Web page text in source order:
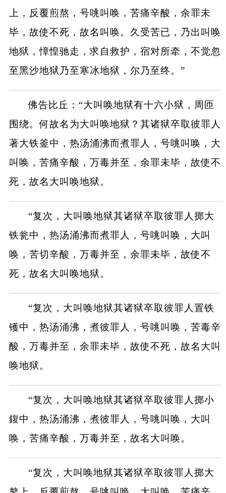
上，反覆煎熬，号咷叫唤，苦痛辛酸，余罪未
毕，故使不死，故名叫唤。久受苦已，乃出叫唤
地狱，慞惶驰走，求自救护，宿对所牵，不觉忽
至黑沙地狱乃至寒冰地狱，尔乃至终。”
佛告比丘：“大叫唤地狱有十六小狱，周匝
围绕。何故名为大叫唤地狱？其诸狱卒取彼罪人
著大铁釜中，热汤涌沸而煮罪人，号咷叫唤，大
叫唤，苦痛辛酸，万毒并至，余罪未毕，故使不
死，故名大叫唤地狱。
“复次，大叫唤地狱其诸狱卒取彼罪人掷大
铁瓮中，热汤涌沸而煮罪人，号咷叫唤，大叫
唤，苦切辛酸，万毒并至，余罪未毕，故使不
死，故名大叫唤地狱。
“复次，大叫唤地狱其诸狱卒取彼罪人置铁
镬中，热汤涌沸，煮彼罪人，号咷叫唤，苦毒辛
酸，万毒并至，余罪未毕，故使不死，故名大叫
唤地狱。
“复次，大叫唤地狱其诸狱卒取彼罪人掷小
鍑中，热汤涌沸，煮彼罪人，号咷叫唤，大叫
唤，苦痛辛酸，万毒并至，故名大叫唤。
“复次，大叫唤地狱其诸狱卒取彼罪人掷大